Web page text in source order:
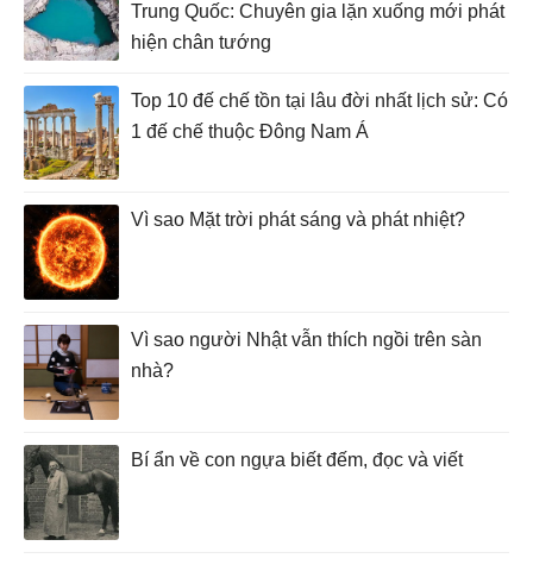
Trung Quốc: Chuyên gia lặn xuống mới phát
hiện chân tướng
Top 10 đế chế tồn tại lâu đời nhất lịch sử: Có
1 đế chế thuộc Đông Nam Á
Vì sao Mặt trời phát sáng và phát nhiệt?
Vì sao người Nhật vẫn thích ngồi trên sàn
nhà?
Bí ẩn về con ngựa biết đếm, đọc và viết